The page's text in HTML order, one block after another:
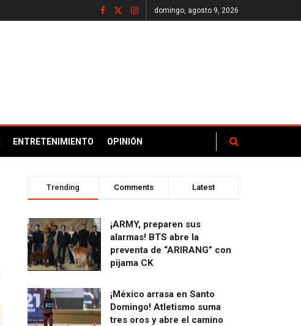
domingo, agosto 9, 2026
ENTRETENIMIENTO OPINIÓN
Trending Comments Latest
¡ARMY, preparen sus
alarmas! BTS abre la
preventa de “ARIRANG” con
pijama CK
¡México arrasa en Santo
Domingo! Atletismo suma
tres oros y abre el camino